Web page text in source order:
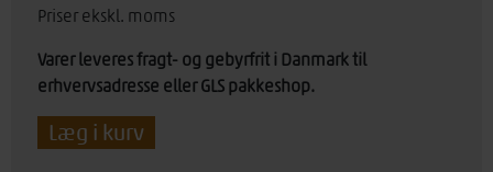
Priser ekskl. moms
Varer leveres fragt- og gebyrfrit i Danmark til
erhvervsadresse eller GLS pakkeshop.
TRÆ
60
Læg i kurv